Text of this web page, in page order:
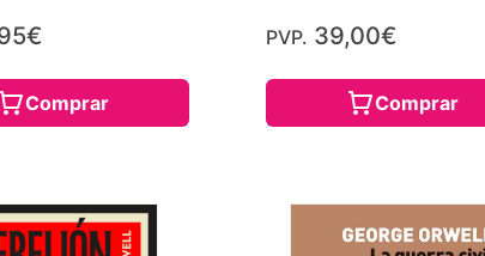
Comprar
PVP. 39,00€
Comprar